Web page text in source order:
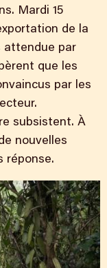
Mardi 15
de la
attendue par
que les
par les
subsistent. À
nouvelles
réponse.